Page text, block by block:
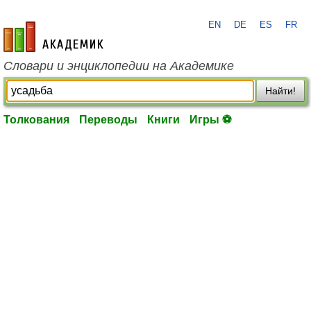
academic.ru
EN DE ES FR
Словари и энциклопедии на Академике
Найти!
Толкования Переводы Книги Игры ⚽